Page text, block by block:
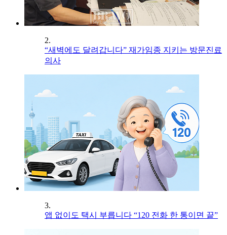
2.
“새벽에도 달려갑니다” 재가임종 지키는 방문진료
의사
3.
앱 없이도 택시 부릅니다 “120 전화 한 통이면 끝”